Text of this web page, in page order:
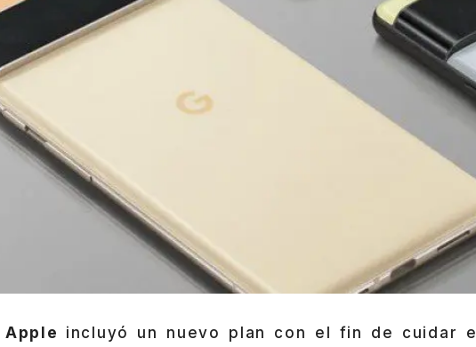
Apple incluyó un nuevo plan con el fin de cuidar el